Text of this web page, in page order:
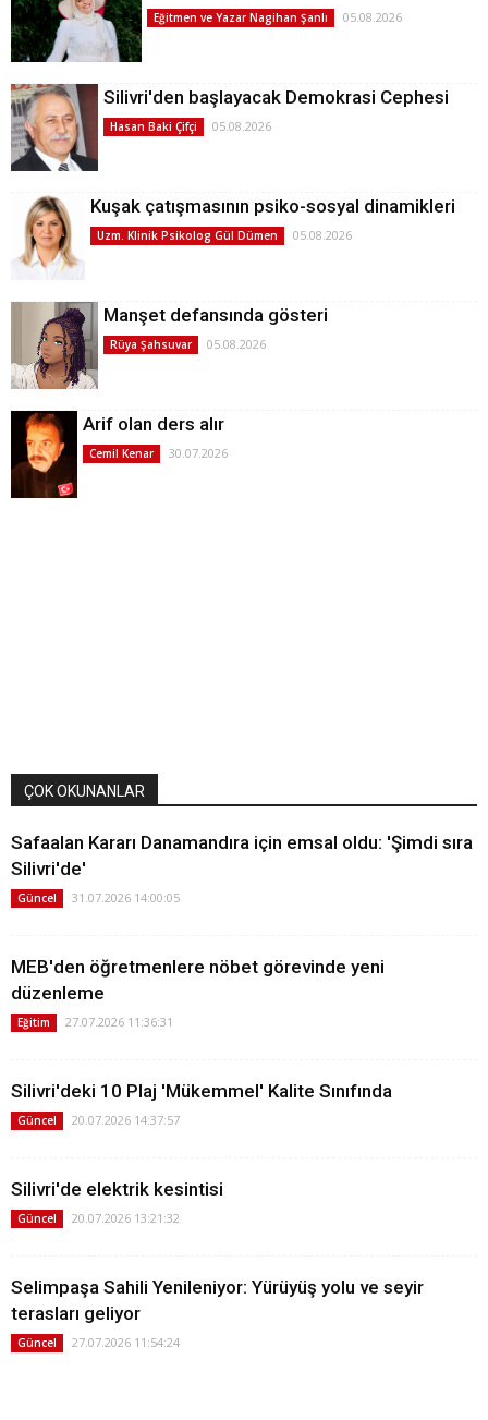
Eğitmen ve Yazar Nagihan Şanlı 05.08.2026
Silivri'den başlayacak Demokrasi Cephesi
Hasan Baki Çifçi 05.08.2026
Kuşak çatışmasının psiko-sosyal dinamikleri
Uzm. Klinik Psikolog Gül Dümen 05.08.2026
Manşet defansında gösteri
Rüya Şahsuvar 05.08.2026
Arif olan ders alır
Cemil Kenar 30.07.2026
ÇOK OKUNANLAR
Safaalan Kararı Danamandıra için emsal oldu: 'Şimdi sıra
Silivri'de'
Güncel 31.07.2026 14:00:05
MEB'den öğretmenlere nöbet görevinde yeni
düzenleme
Eğitim 27.07.2026 11:36:31
Silivri'deki 10 Plaj 'Mükemmel' Kalite Sınıfında
Güncel 20.07.2026 14:37:57
Silivri'de elektrik kesintisi
Güncel 20.07.2026 13:21:32
Selimpaşa Sahili Yenileniyor: Yürüyüş yolu ve seyir
terasları geliyor
Güncel 27.07.2026 11:54:24